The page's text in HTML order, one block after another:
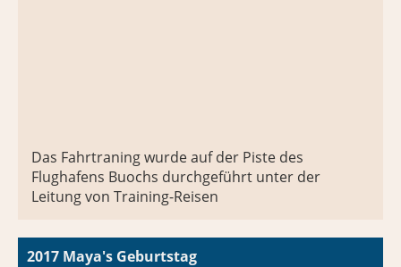
Das Fahrtraning wurde auf der Piste des
Flughafens Buochs durchgeführt unter der
Leitung von Training-Reisen
2017 Maya's Geburtstag